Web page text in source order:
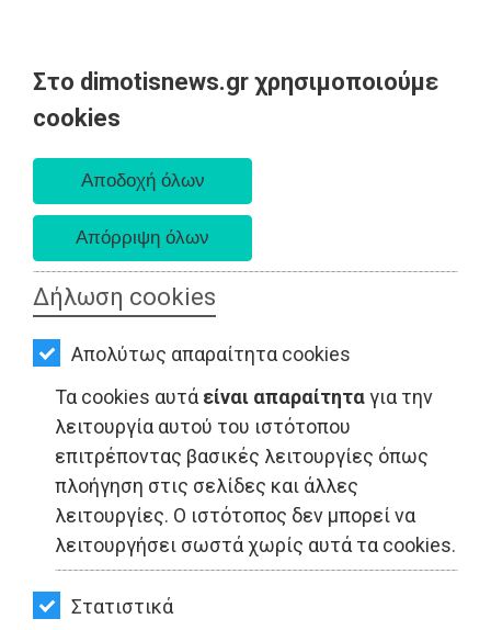
Στο dimotisnews.gr χρησιμοποιούμε
cookies
Δήλωση cookies
Απολύτως απαραίτητα cookies
Τα cookies αυτά είναι απαραίτηταγια την
λειτουργία αυτού του ιστότοπου
επιτρέποντας βασικές λειτουργίες όπως
πλοήγηση στις σελίδες και άλλες
λειτουργίες. Ο ιστότοπος δεν μπορεί να
λειτουργήσει σωστά χωρίς αυτά τα cookies.
Στατιστικά
AΡΧΙΚΗ
ΕΙΔΗΣΕΙΣ
ΠΟΛΙΤΙΚΗ
ΤΟΠΙΚΗ
ΑΥΤΟΔΙΟΙΚΗΣΗ
ΟΙΚΟΝΟΜΙΑ
ΑΘΛΗΤΙΣΜΟΣ
ΠΟΛΙΤΙΣΜΟΣ
ΣΠΙΤΙ-
ΚΗΠΟΣ
ΥΓΕΙΑ
LIFESTYLE
LIFESTYLE - Ανατολική Αττική